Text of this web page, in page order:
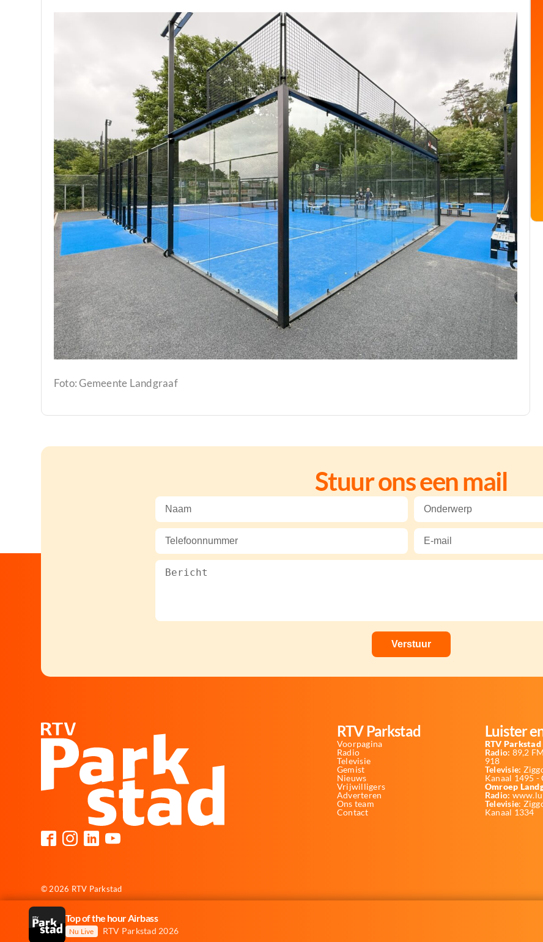
Foto: Gemeente Landgraaf
Stuur ons een mail
RTV Parkstad
Voorpagina
Radio
Televisie
Gemist
Nieuws
Vrijwilligers
Adverteren
Ons team
Contact
Luister
RTV Parkstad
Radio: 89,2
918
Televisie:
Kanaal 1495 -
Omroep
Radio:
Televisie:
Kanaal 1334
© 2026 RTV Parkstad
Top of the hour Airbass
Nu Live RTV Parkstad 2026